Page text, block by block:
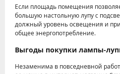
Если площадь помещения
большую настольную лупу с
должный уровень освещения и
общее энергопотребление.
Выгоды покупки лампы-
Незаменима в повседневной